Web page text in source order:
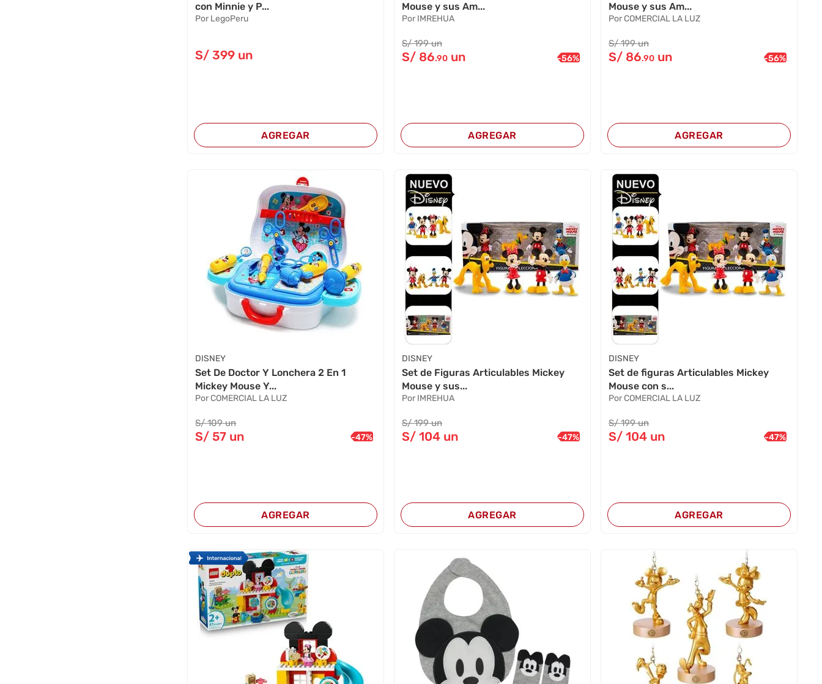
con Minnie y P...
Por LegoPeru
S/399 un
AGREGAR
Mouse y sus Am...
Por IMREHUA
S/199 un
S/ 86.90 un -56%
AGREGAR
Mouse y sus Am...
Por COMERCIAL LA LUZ
S/199 un
S/ 86.90 un -56%
AGREGAR
DISNEY
Set De Doctor Y Lonchera 2 En 1
Mickey Mouse Y...
Por COMERCIAL LA LUZ
S/109 un
S/57 un -47%
AGREGAR
DISNEY
Set de Figuras Articulables Mickey
Mouse y sus...
Por IMREHUA
S/199 un
S/104 un -47%
AGREGAR
DISNEY
Set de figuras Articulables Mickey
Mouse con s...
Por COMERCIAL LA LUZ
S/199 un
S/ 104 un -47%
AGREGAR